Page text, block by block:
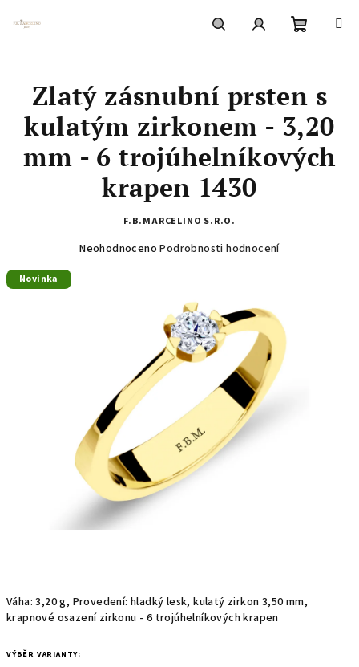
košík
Váha: 3,20 g, Provedení: hladký lesk, kulatý zirkon 3,50 mm,
krapnové osazení zirkonu - 6 trojúhelníkových krapen
VÝBĚR VARIANTY:
Zlatý zásnubní prsten s
kulatým zirkonem - 3,20
mm - 6 trojúhelníkových
krapen 1430
F.B.MARCELINO S.R.O.
Průměrné
Neohodnoceno Podrobnosti hodnocení
Novinka